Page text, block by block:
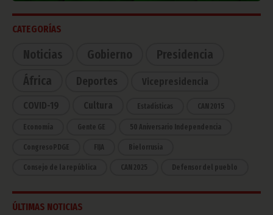
CATEGORÍAS
Noticias Gobierno
Presidencia
África
Deportes Vicepresidencia
COVID-19 Cultura Estadísticas CAN 2015
Economía Gente GE 50 Aniversario Independencia
CongresoPDGE FIJA Bielorrusia
Consejo de la república CAN 2025 Defensor del pueblo
ÚLTIMAS NOTICIAS